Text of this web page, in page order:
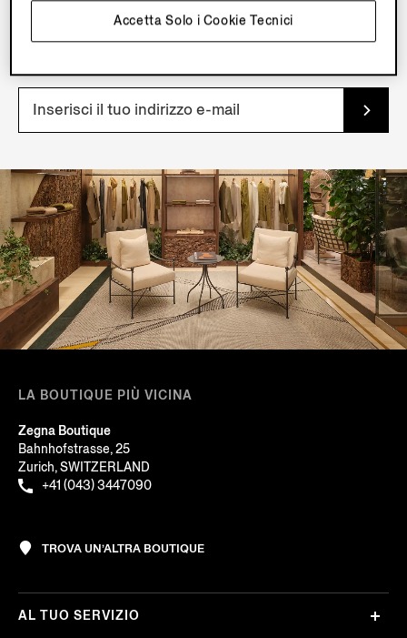
Iscriviti alla nostra newsletter per accedere in esclusiva
a contenuti, offerte, servizi e prodotti in anteprima.
LA BOUTIQUE PIÙ VICINA
Zegna Boutique
Bahnhofstrasse, 25
Zurich, SWITZERLAND
+41 (043) 3447090
TROVA UN’ALTRA BOUTIQUE
AL TUO SERVIZIO
Accetta Solo i Cookie Tecnici